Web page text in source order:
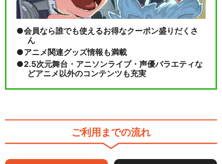
会員なら誰でも使えるお得なクーポン盛りだくさ
ん
アニメ関連グッズ情報も満載
2.5次元舞台・アニソンライブ・声優バラエティな
どアニメ以外のコンテンツも充実
ご利用までの流れ